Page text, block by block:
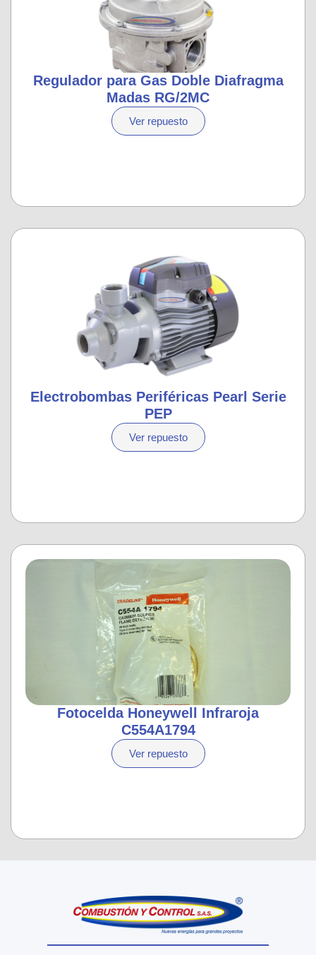
Regulador para Gas Doble Diafragma
Madas RG/2MC
Ver repuesto
Electrobombas Periféricas Pearl Serie
PEP
Ver repuesto
Fotocelda Honeywell Infraroja
C554A1794
Ver repuesto